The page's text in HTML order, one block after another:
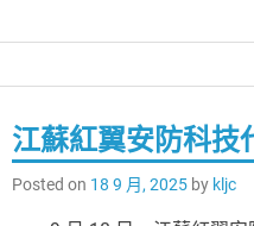
江蘇紅翼安防科技
Posted on 18 9 月, 2025 by kljc